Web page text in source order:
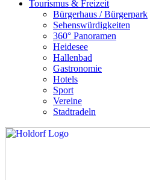
Tourismus & Freizeit
Bürgerhaus / Bürgerpark
Sehenswürdigkeiten
360° Panoramen
Heidesee
Hallenbad
Gastronomie
Hotels
Sport
Vereine
Stadtradeln